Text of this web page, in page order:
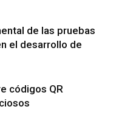
de las pruebas
el desarrollo de
códigos QR